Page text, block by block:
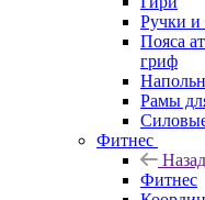
Ручки и
Пояса
гриф
Рамы
Фитнес
Назад
Фитнес